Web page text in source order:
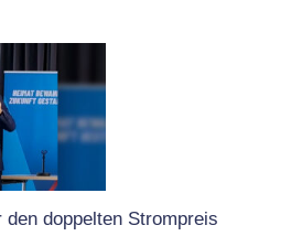
den doppelten Strompreis